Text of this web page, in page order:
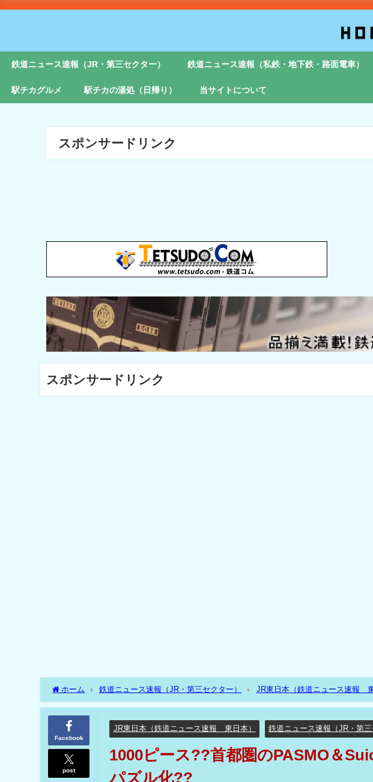
鉄道ニュース速報（JR・第三セクター） 鉄道ニュース速報（私鉄・地下鉄・路面電車）
駅チカグルメ 駅チカの湯処（日帰り） 当サイトについて
スポンサードリンク
スポンサードリンク
ホーム 鉄道ニュース速報（JR・第三セクター） JR東日本（鉄道ニュース速報 東
利用できる路線図をパズル化??
Facebook
post
JR東日本（鉄道ニュース速報 東日本） 鉄道ニュース速報（JR・第三
1000ピース??首都圏のPASMO＆
パズル化??